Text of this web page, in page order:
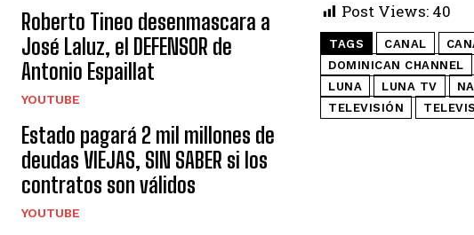
Roberto Tineo desenmascara a
José Laluz, el DEFENSOR de
Antonio Espaillat
YOUTUBE
Estado pagará 2 mil millones de
deudas VIEJAS, SIN SABER si los
contratos son válidos
YOUTUBE
Post Views: 40
TAGS CANAL
DOMINICAN CHANNEL
LUNA
LUNA TV
TELEVISIÓN